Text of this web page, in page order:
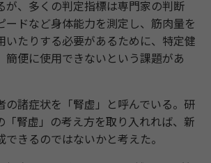
が、多くの判定指標は専門家の判断
ードなど身体能力を測定し、筋肉量を
いたりする必要があるために、特定健
簡便に使用できないという課題があ
諸症状を「腎虚」と呼んでいる。研
「腎虚」の考え方を取り入れれば、新
できるのではないかと考えた。